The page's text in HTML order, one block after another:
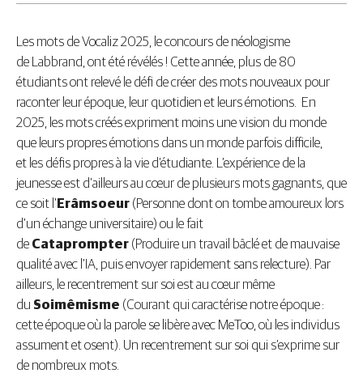
Les mots de Vocaliz 2025, le concours de néologisme
de Labbrand, ont été révélés ! Cette année, plus de 80
étudiants ont relevé le défi de créer des mots nouveaux pour
raconter leur époque, leur quotidien et leurs émotions. En
2025, les mots créés expriment moins une vision du monde
que leurs propres émotions dans un monde parfois difficile,
et les défis propres à la vie d’étudiante. L’expérience de la
jeunesse est d’ailleurs au cœur de plusieurs mots gagnants, que
ce soit l’ Erâmsoeur (Personne dont on tombe amoureux lors
d’un échange universitaire) ou le fait
de Cataprompter (Produire un travail bâclé et de mauvaise
qualité avec l’IA, puis envoyer rapidement sans relecture). Par
ailleurs, le recentrement sur soi est au cœur même
du Soimêmisme (Courant qui caractérise notre époque :
cette époque où la parole se libère avec MeToo, où les individus
assument et osent). Un recentrement sur soi qui s’exprime sur
de nombreux mots.